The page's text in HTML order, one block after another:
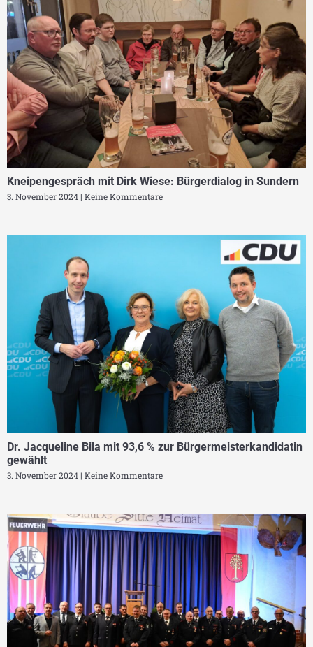
Kneipengespräch mit Dirk Wiese: Bürgerdialog in Sundern
3. November 2024 Keine Kommentare
Dr. Jacqueline Bila mit 93,6 % zur Bürgermeisterkandidatin
gewählt
3. November 2024 Keine Kommentare